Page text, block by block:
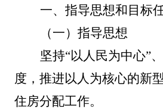
一、指导思想和目标
（一）指导思想
坚持“以人民为中心”、
度，推进以人为核心的新
住房分配工作。